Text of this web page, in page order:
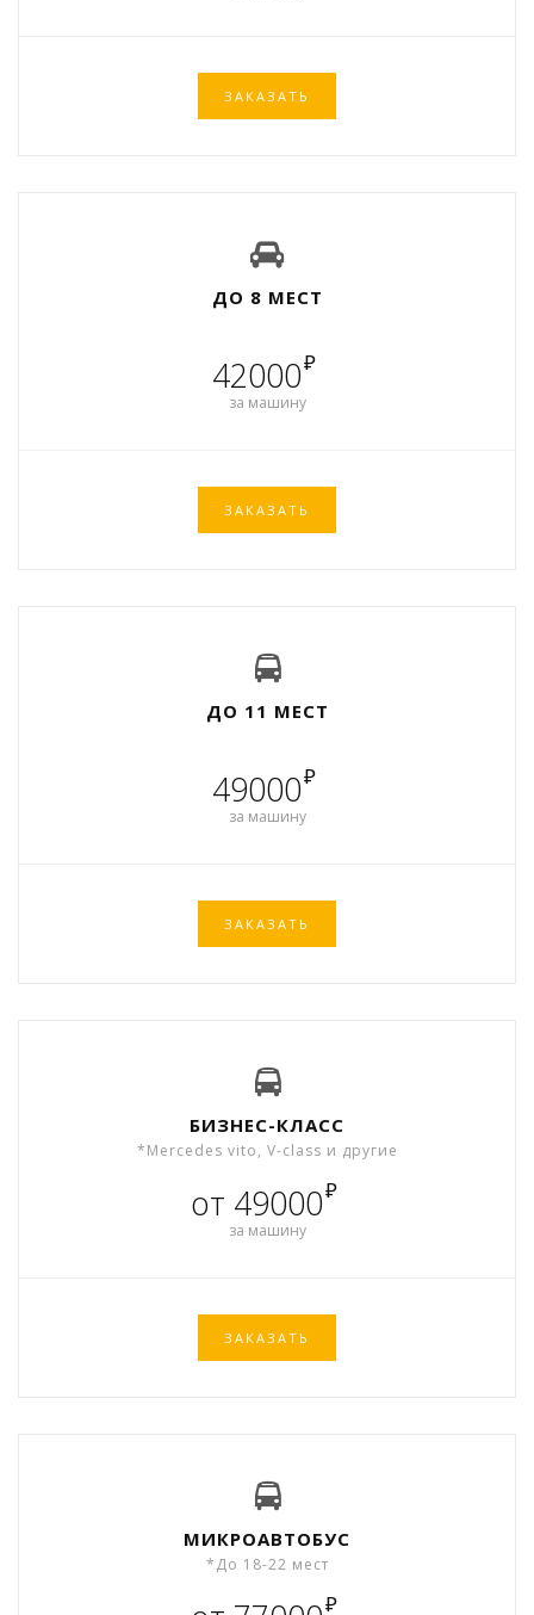
ЗАКАЗАТЬ
ДО 8 МЕСТ
42000₽
за машину
ЗАКАЗАТЬ
ДО 11 МЕСТ
49000₽
за машину
ЗАКАЗАТЬ
БИЗНЕС-КЛАСС
*Mercedes vito, V-class и другие
от 49000₽
за машину
ЗАКАЗАТЬ
МИКРОАВТОБУС
*До 18-22 мест
₽